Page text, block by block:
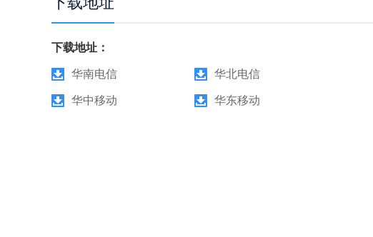
下载地址：
华南电信 华北电信
华中移动 华东移动